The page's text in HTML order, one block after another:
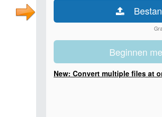
Beginnen
New: Convert multiple files at